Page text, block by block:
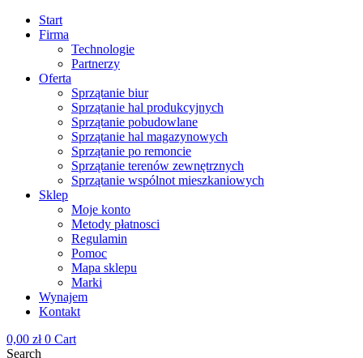
Start
Firma
Technologie
Partnerzy
Oferta
Sprzątanie biur
Sprzątanie hal produkcyjnych
Sprzątanie pobudowlane
Sprzątanie hal magazynowych
Sprzątanie po remoncie
Sprzątanie terenów zewnętrznych
Sprzątanie wspólnot mieszkaniowych
Sklep
Moje konto
Metody płatnosci
Regulamin
Pomoc
Mapa sklepu
Marki
Wynajem
Kontakt
0,00 zł 0 Cart
Search